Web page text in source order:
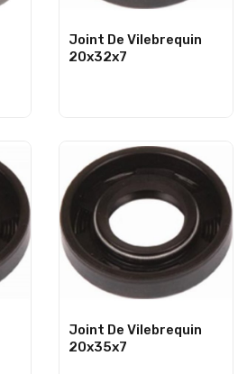
Joint De Vilebrequin
20x32x7
Joint De Vilebrequin
20x35x7